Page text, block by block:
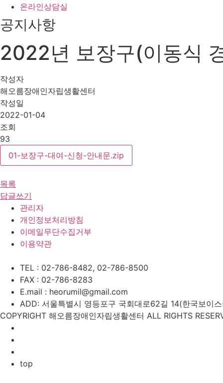
온라인상담실
공지사항
2022년 보장구(이동식
작성자
해오름장애인자립생활센터
작성일
2022-01-04
조회
93
01-보장구-대여-신청-안내문.zip
목록
답글쓰기
관리자
개인정보처리방침
이메일무단수집거부
이용약관
TEL : 02-786-8482, 02-786-8500
FAX : 02-786-8283
E.mail : heorumil@gmail.com
ADD: 서울특별시 영등포구 국회대로62길 14(한국보이
COPYRIGHT 해오름장애인자립생활센터 ALL RIGHTS
top